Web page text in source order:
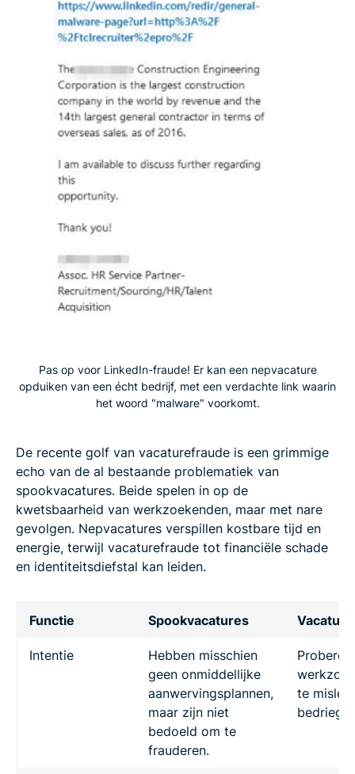
Pas op voor LinkedIn-fraude! Er kan een nepvacature
opduiken van een écht bedrijf, met een verdachte link waarin
het woord "malware" voorkomt.
De recente golf van vacaturefraude is een grimmige
echo van de al bestaande problematiek van
spookvacatures. Beide spelen in op de
kwetsbaarheid van werkzoekenden, maar met nare
gevolgen. Nepvacatures verspillen kostbare tijd en
energie, terwijl vacaturefraude tot financiële schade
en identiteitsdiefstal kan leiden.
Functie Spookvacatures
Intentie
Hebben misschien
geen onmiddellijke
aanwervingsplannen,
maar zijn niet
bedoeld om te
frauderen.
Proberen
te